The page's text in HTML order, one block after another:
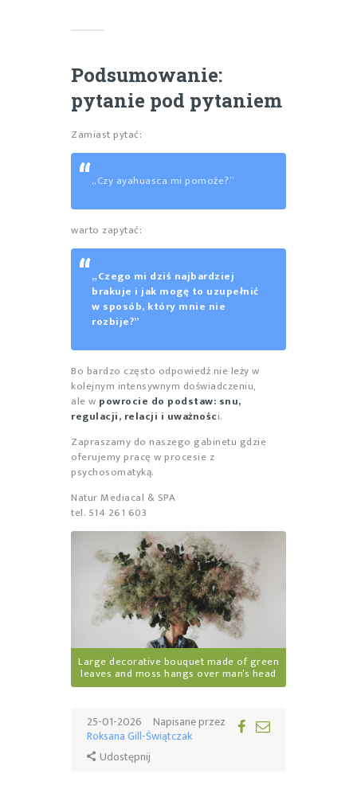
Podsumowanie:
pytanie pod pytaniem
Zamiast pytać:
„Czy ayahuasca mi pomoże?”
warto zapytać:
„Czego mi dziś najbardziej
brakuje i jak mogę to uzupełnić
w sposób, który mnie nie
rozbije?”
Bo bardzo często odpowiedź nie leży w
kolejnym intensywnym doświadczeniu,
ale w powrocie do podstaw: snu,
regulacji, relacji i uważności.
Zapraszamy do naszego gabinetu gdzie
oferujemy pracę w procesie z
psychosomatyką.
Natur Mediacal & SPA
tel. 514 261 603
Large decorative bouquet made of green
leaves and moss hangs over man’s head
25-01-2026 Napisane przez
Roksana Gill-Świątczak
Udostępnij